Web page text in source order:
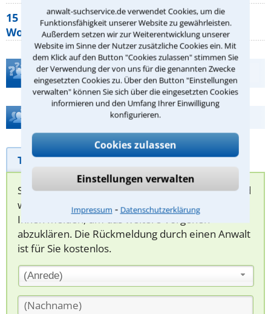
anwalt-suchservice.de verwendet Cookies, um die
Funktionsfähigkeit unserer Website zu gewährleisten.
Außerdem setzen wir zur Weiterentwicklung unserer
Website im Sinne der Nutzer zusätzliche Cookies ein. Mit
dem Klick auf den Button "Cookies zulassen" stimmen Sie
der Verwendung der von uns für die genannten Zwecke
eingesetzten Cookies zu. Über den Button "Einstellungen
verwalten" können Sie sich über die eingesetzten Cookies
informieren und den Umfang Ihrer Einwilligung
konfigurieren.
Cookies zulassen
Einstellungen verwalten
Impressum ⁃ Datenschutzerklärung
15 elementare Rechte, die jeder
Wohnungseigentümer kennen sollte
Teste Dein Rechtswissen
Hilfe bei Ihrer Anwaltsuche?
Telefonhilfe Beratungsanfrage
Sie können hier Ihren Fall schildern. Anschließend
werden sich spezialisierte Rechtsanwälte bei
Ihnen melden, um das weitere Vorgehen
abzuklären. Die Rückmeldung durch einen Anwalt
ist für Sie kostenlos.
(Anrede)